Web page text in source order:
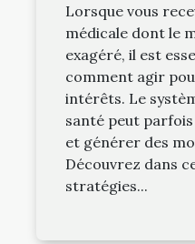
Lorsque vous
médicale dont le
exagéré, il est
comment agir
intérêts. Le
santé peut
et générer des
Découvrez dans
stratégies...